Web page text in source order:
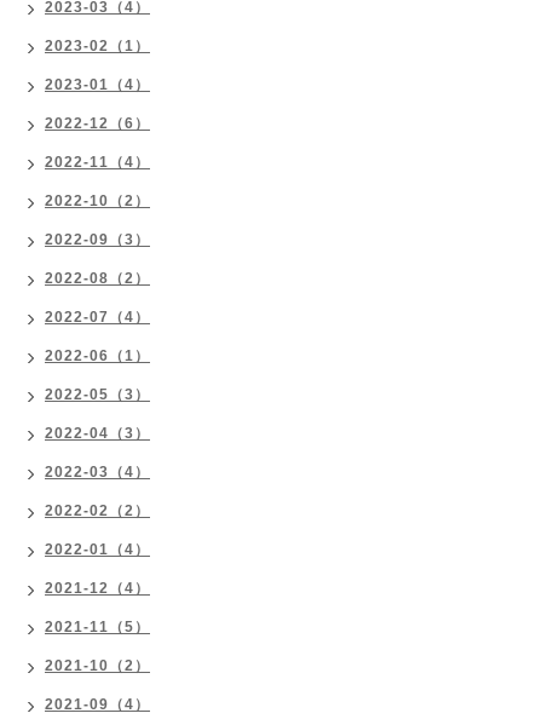
2023-03（4）
2023-02（1）
2023-01（4）
2022-12（6）
2022-11（4）
2022-10（2）
2022-09（3）
2022-08（2）
2022-07（4）
2022-06（1）
2022-05（3）
2022-04（3）
2022-03（4）
2022-02（2）
2022-01（4）
2021-12（4）
2021-11（5）
2021-10（2）
2021-09（4）